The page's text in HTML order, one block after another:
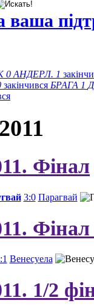
ваша
0 АНДЕРЛ. 1
закінчився БРАГА 1
Фінал
3:0 Парагвай
Фінал
Венесуела
1/2